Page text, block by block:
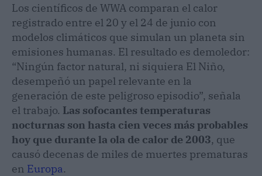
Los científicos de WWA comparan el calor
registrado entre el 20 y el 24 de junio con
modelos climáticos que simulan un planeta sin
emisiones humanas. El resultado es demoledor:
“Ningún factor natural, ni siquiera El Niño,
desempeñó un papel relevante en la
generación de este peligroso episodio”, señala
el trabajo. Las sofocantes temperaturas
nocturnas son hasta cien veces más probables
hoy que durante la ola de calor de 2003, que
causó decenas de miles de muertes prematuras
en Europa.